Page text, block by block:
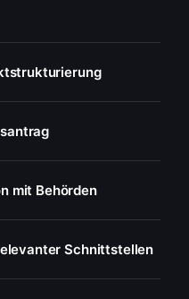
mit Behörden
Schnittstellen